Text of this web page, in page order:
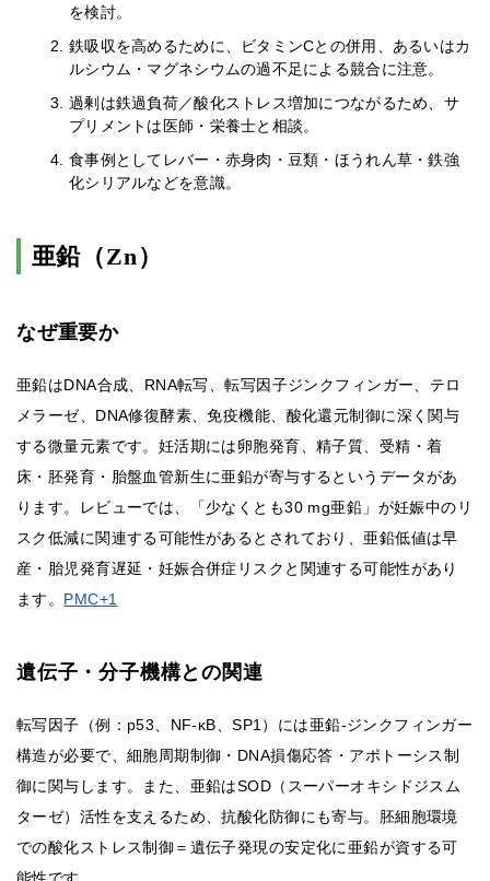
を検討。
鉄吸収を高めるために、ビタミンCとの併用、あるいはカ
ルシウム・マグネシウムの過不足による競合に注意。
過剰は鉄過負荷／酸化ストレス増加につながるため、サ
プリメントは医師・栄養士と相談。
食事例としてレバー・赤身肉・豆類・ほうれん草・鉄強
化シリアルなどを意識。
亜鉛（Zn）
なぜ重要か
亜鉛はDNA合成、RNA転写、転写因子ジンクフィンガー、テロ
メラーゼ、DNA修復酵素、免疫機能、酸化還元制御に深く関与
する微量元素です。妊活期には卵胞発育、精子質、受精・着
床・胚発育・胎盤血管新生に亜鉛が寄与するというデータがあ
ります。レビューでは、「少なくとも30 mg亜鉛」が妊娠中のリ
スク低減に関連する可能性があるとされており、亜鉛低値は早
産・胎児発育遅延・妊娠合併症リスクと関連する可能性があり
ます。 PMC+1
遺伝子・分子機構との関連
転写因子（例：p53、NF-κB、SP1）には亜鉛-ジンクフィンガー
構造が必要で、細胞周期制御・DNA損傷応答・アポトーシス制
御に関与します。また、亜鉛はSOD（スーパーオキシドジスム
ターゼ）活性を支えるため、抗酸化防御にも寄与。胚細胞環境
での酸化ストレス制御＝遺伝子発現の安定化に亜鉛が資する可